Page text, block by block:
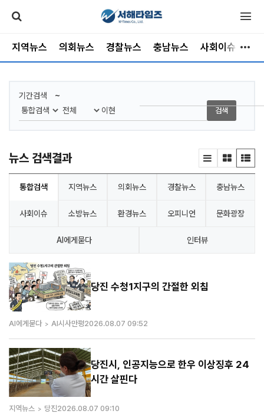
지역뉴스 의회뉴스 경찰뉴스 충남뉴스 사회이슈 소
기간검색 ~
검색
뉴스 검색결과
통합검색 지역뉴스 의회뉴스 경찰뉴스 충남뉴스
사회이슈 소방뉴스 환경뉴스 오피니언 문화광장
AI에게묻다 인터뷰
당진 수청1지구의 간절한 외침
AI에게묻다 AI시사만평2026.08.07 09:52
당진시, 인공지능으로 한우 이상징후 24
시간 살핀다
지역뉴스 당진2026.08.07 09:10